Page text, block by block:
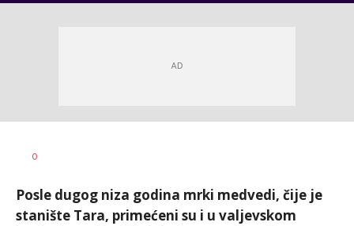
AUTOR
0
Posle dugog niza godina mrki medvedi, čije je
stanište Tara, primećeni su i u valjevskom